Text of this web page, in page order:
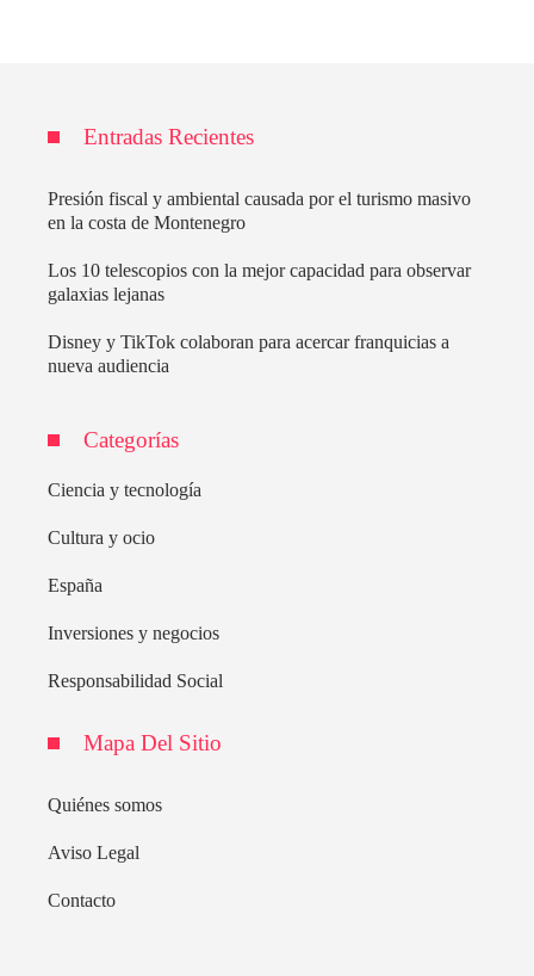
Entradas Recientes
Presión fiscal y ambiental causada por el turismo masivo
en la costa de Montenegro
Los 10 telescopios con la mejor capacidad para observar
galaxias lejanas
Disney y TikTok colaboran para acercar franquicias a
nueva audiencia
Categorías
Ciencia y tecnología
Cultura y ocio
España
Inversiones y negocios
Responsabilidad Social
Mapa Del Sitio
Quiénes somos
Aviso Legal
Contacto